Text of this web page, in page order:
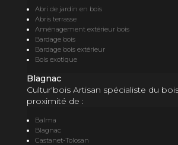
Abri de jardin en bois
Abris terrasse
Aménagement extérieur bois
Bardage bois
Bardage bois extérieur
Bois exotique
Blagnac
Cultur'bois Artisan spécialiste du
proximité de :
Balma
Blagnac
Castanet-Tolosan